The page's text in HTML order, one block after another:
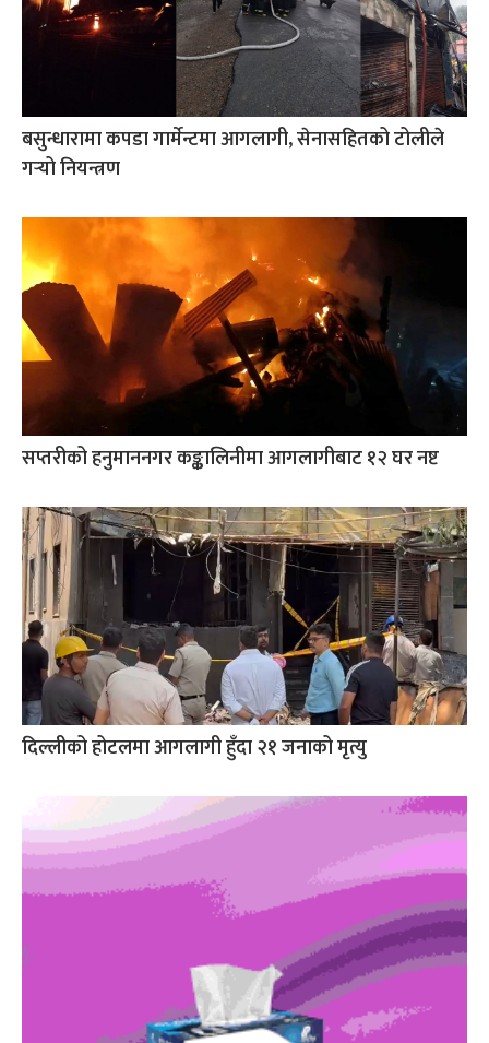
बसुन्धारामा कपडा गार्मेन्टमा आगलागी, सेनासहितको टोलीले
गर्‍यो नियन्त्रण
सप्तरीको हनुमाननगर कङ्कालिनीमा आगलागीबाट १२ घर नष्ट
दिल्लीको होटलमा आगलागी हुँदा २१ जनाको मृत्यु